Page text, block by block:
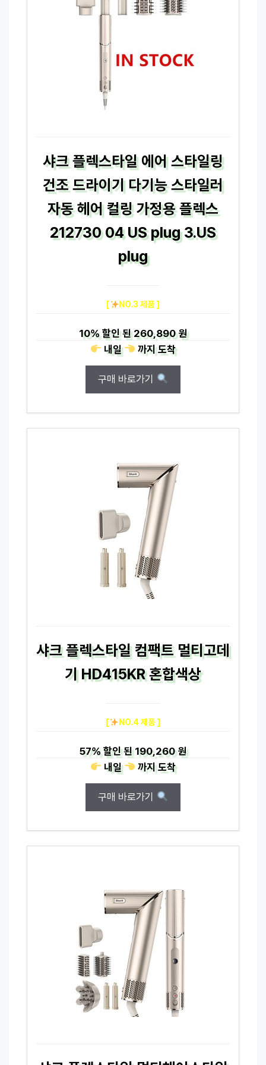
샤크 플렉스타일 에어 스타일링
건조 드라이기 다기능 스타일러
자동 헤어 컬링 가정용 플렉스
212730 04 US plug 3.US
plug
[ NO.3 제품 ]
10%할인 된260,890 원
내일
까지도착
구매 바로가기
샤크 플렉스타일 컴팩트 멀티고데
기 HD415KR 혼합색상
[ NO.4 제품 ]
57%할인 된190,260 원
내일
까지도착
구매 바로가기